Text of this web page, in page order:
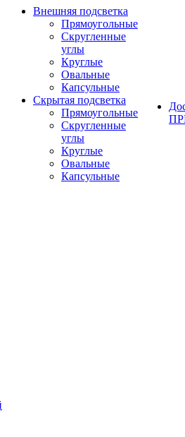
Внешняя подсветка
Прямоугольные
Скругленные
углы
Круглые
Овальные
Капсульные
Скрытая подсветка
Прямоугольные
Скругленные
углы
Круглые
Овальные
Капсульные